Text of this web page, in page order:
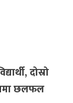
दोस्रो
छलफल